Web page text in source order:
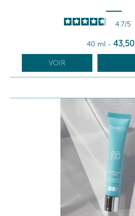
4.7/5
40 ml - 43,50
VOIR